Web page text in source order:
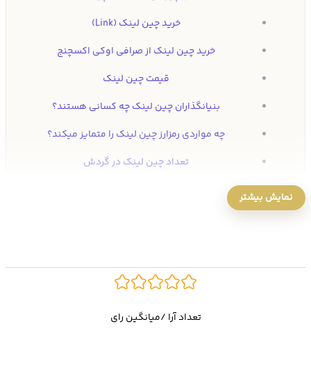
خرید چین لینک (Link)
خرید چین لینک از صرافی اوکی اکسچنج
قیمت چین لینک
بنیانگذاران چین لینک چه کسانی هستند؟
چه مواردی رمزارز چین لینک را متمایز میکند؟
تعداد چین لینک در گردش
نمایش بیشتر
تعداد آرا /میانگین رای